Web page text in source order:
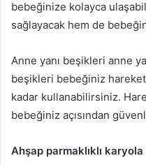
bebeğinize kolayca
sağlayacak hem de
Anne yanı beşikleri anne
beşikleri bebeğiniz
kadar kullanabilirsiniz.
bebeğiniz açısından
Ahşap parmaklıklı karyola